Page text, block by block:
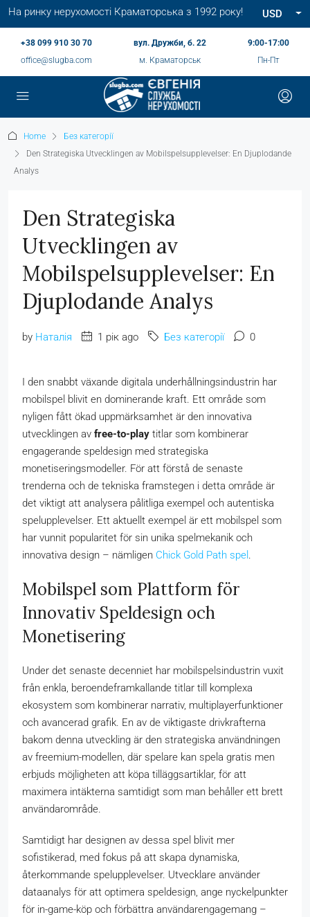
На ринку нерухомості Краматорська з 1992 року! USD
+38 099 910 30 70
office@slugba.com
вул. Дружби, б. 22
м. Краматорськ
9:00-17:00
Пн-Пт
Home
Без категорії
Den Strategiska Utvecklingen av Mobilspelsupplevelser: En Djuplodande
Analys
Den Strategiska
Utvecklingen av
Mobilspelsupplevelser: En
Djuplodande Analys
by Наталія 1 рік ago Без категорії 0
I den snabbt växande digitala underhållningsindustrin har
mobilspel blivit en dominerande kraft. Ett område som
nyligen fått ökad uppmärksamhet är den innovativa
utvecklingen av free-to-play titlar som kombinerar
engagerande speldesign med strategiska
monetiseringsmodeller. För att förstå de senaste
trenderna och de tekniska framstegen i detta område är
det viktigt att analysera pålitliga exempel och autentiska
spelupplevelser. Ett aktuellt exempel är ett mobilspel som
har vunnit popularitet för sin unika spelmekanik och
innovativa design – nämligen Chick Gold Path spel .
Mobilspel som Plattform för
Innovativ Speldesign och
Monetisering
Under det senaste decenniet har mobilspelsindustrin vuxit
från enkla, beroendeframkallande titlar till komplexa
ekosystem som kombinerar narrativ, multiplayerfunktioner
och avancerad grafik. En av de viktigaste drivkrafterna
bakom denna utveckling är den strategiska användningen
av freemium-modellen, där spelare kan spela gratis men
erbjuds möjligheten att köpa tilläggsartiklar, för att
maximera intäkterna samtidigt som man behåller ett brett
användarområde.
Samtidigt har designen av dessa spel blivit mer
sofistikerad, med fokus på att skapa dynamiska,
återkommande spelupplevelser. Utvecklare använder
dataanalys för att optimera speldesign, ange nyckelpunkter
för in-game-köp och förbättra användarengagemang –